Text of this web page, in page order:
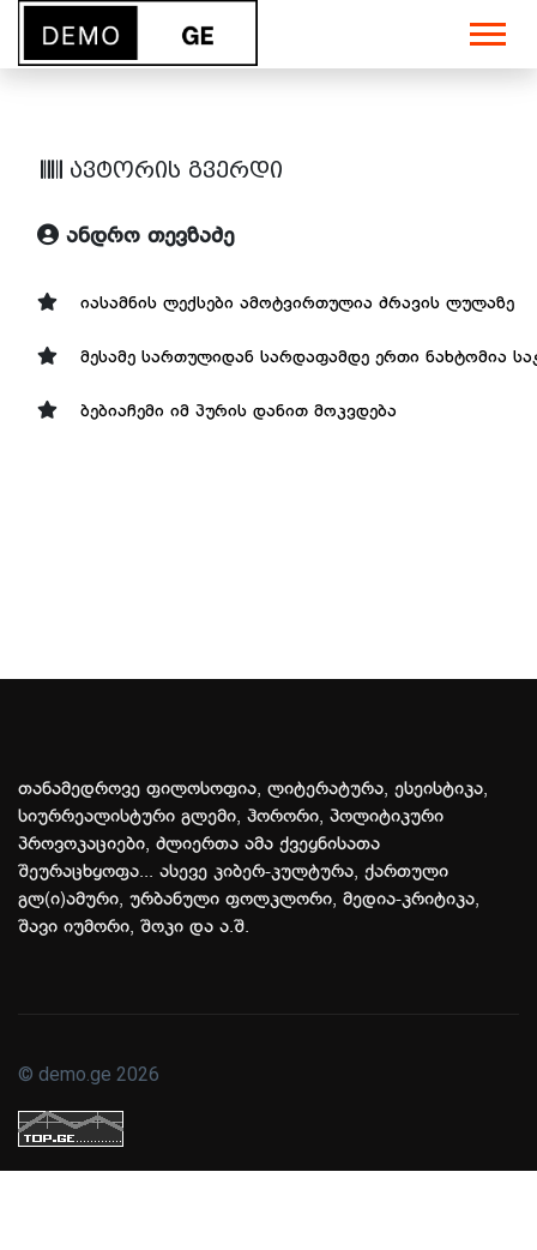
ავტორის გვერდი
ანდრო თევზაძე
იასამნის ლექსები ამოტვირთულია ძრავის ლულაზე
მესამე სართულიდან სარდაფამდე ერთი ნახტომია
ბებიაჩემი იმ პურის დანით მოკვდება
თანამედროვე ფილოსოფია, ლიტერატურა, ესეისტიკა,
სიურრეალისტური გლემი, ჰორორი, პოლიტიკური
პროვოკაციები, ძლიერთა ამა ქვეყნისათა
შეურაცხყოფა... ასევე კიბერ-კულტურა, ქართული
გლ(ი)ამური, ურბანული ფოლკლორი, მედია-კრიტიკა,
შავი იუმორი, შოკი და ა.შ.
© demo.ge 2026